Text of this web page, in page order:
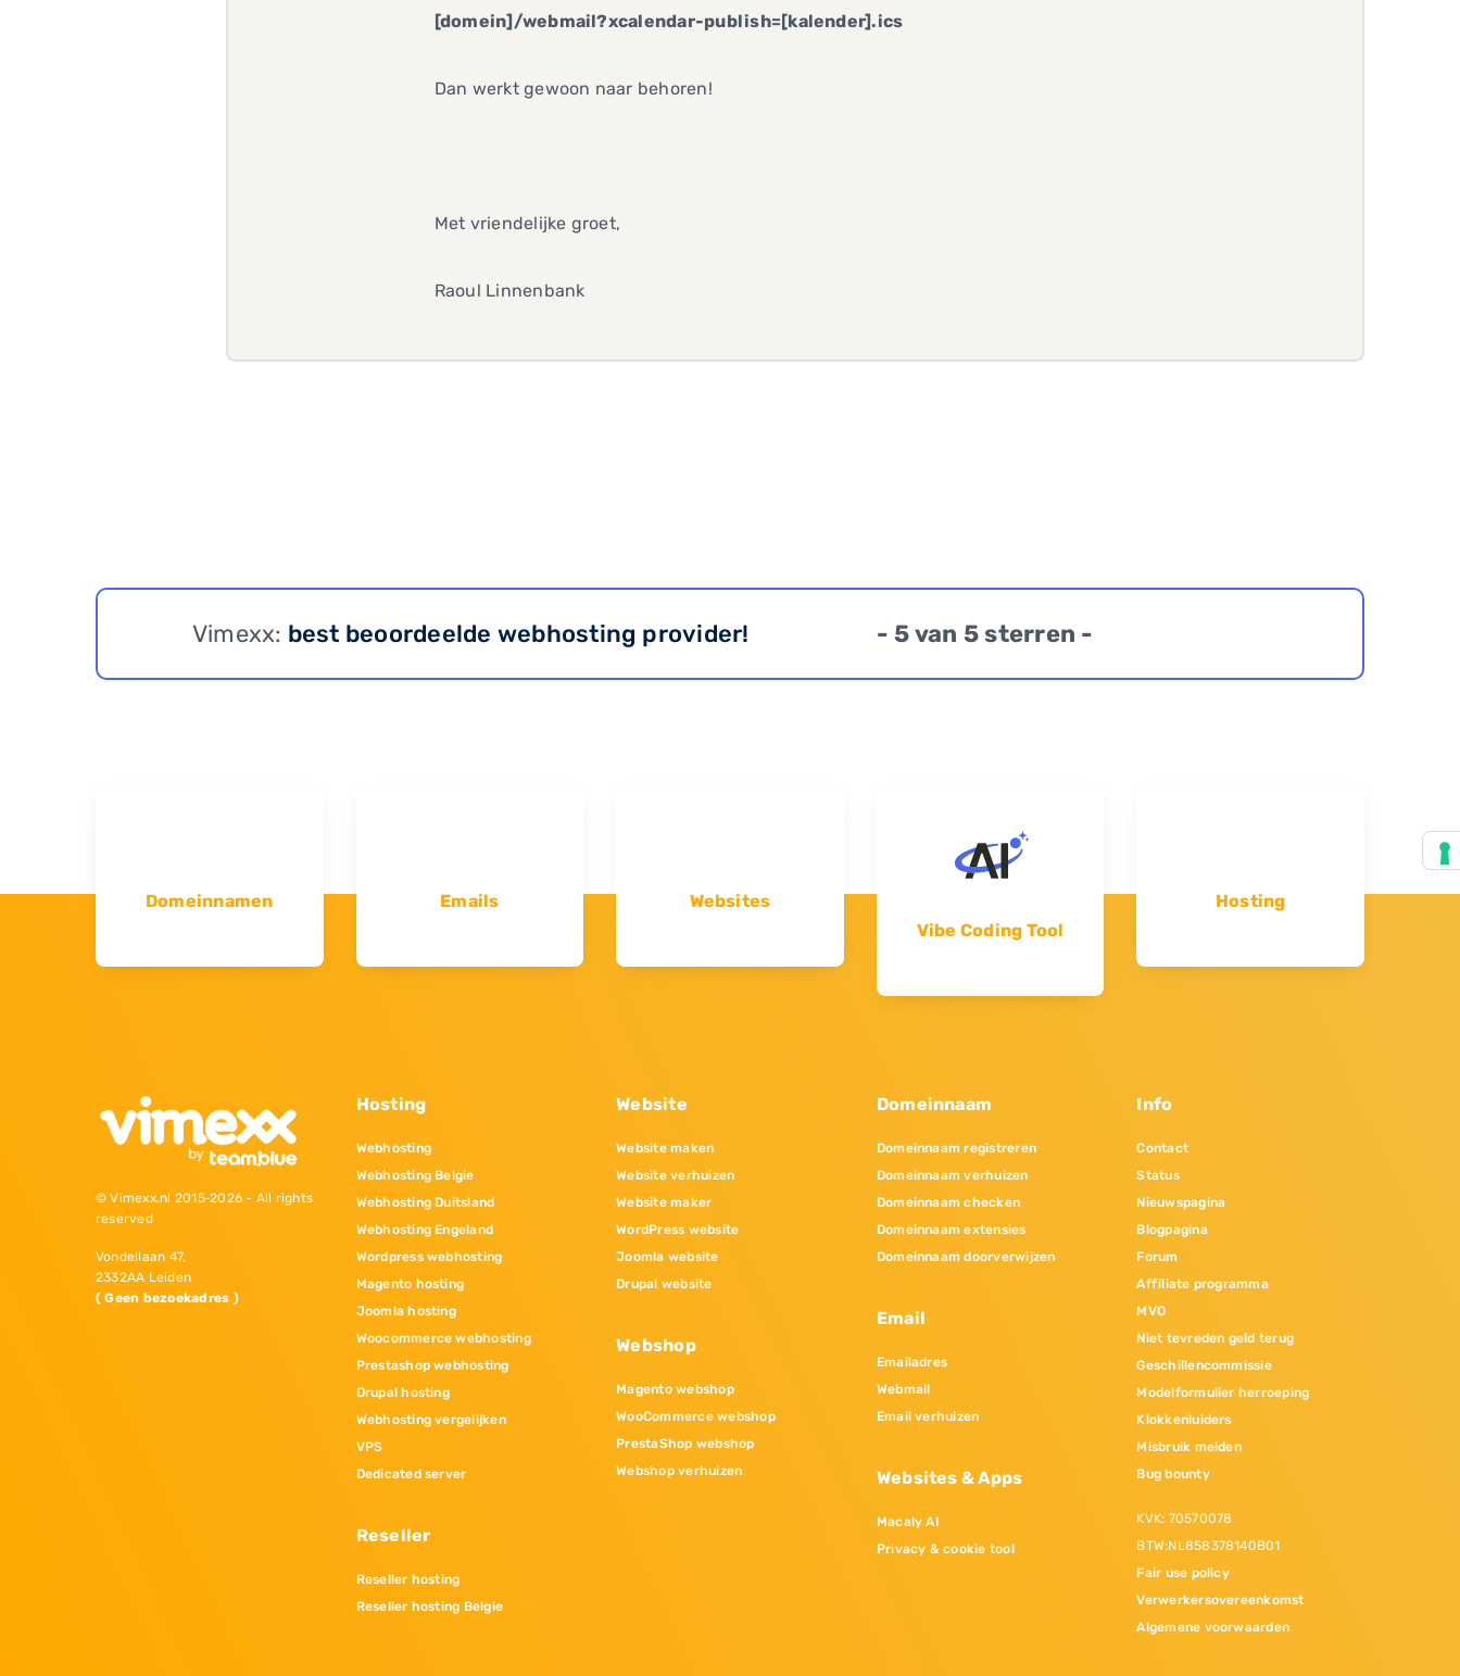
[domein]/webmail?xcalendar-publish=[kalender].ics
Dan werkt gewoon naar behoren!
Met vriendelijke groet,
Raoul Linnenbank
Vimexx: best beoordeelde webhosting provider! - 5 van 5 sterren -
Domeinnamen Emails
Websites
Vibe Coding Tool
Hosting
© Vimexx.nl 2015‐2026 - All rights
reserved
Vondellaan 47,
2332AA Leiden
( Geen bezoekadres )
Hosting
Webhosting
Webhosting Belgie
Webhosting Duitsland
Webhosting Engeland
Wordpress webhosting
Magento hosting
Joomla hosting
Woocommerce webhosting
Prestashop webhosting
Drupal hosting
Webhosting vergelijken
VPS
Dedicated server
Reseller
Reseller hosting
Reseller hosting Belgie
Website
Website maken
Website verhuizen
Website maker
WordPress website
Joomla website
Drupal website
Webshop
Magento webshop
WooCommerce webshop
PrestaShop webshop
Webshop verhuizen
Domeinnaam
Domeinnaam registreren
Domeinnaam verhuizen
Domeinnaam checken
Domeinnaam extensies
Domeinnaam doorverwijzen
Email
Emailadres
Webmail
Email verhuizen
Websites & Apps
Macaly AI
Privacy & cookie tool
Info
Contact
Status
Nieuwspagina
Blogpagina
Forum
Affiliate programma
MVO
Niet tevreden geld terug
Geschillencommissie
Modelformulier herroeping
Klokkenluiders
Misbruik melden
Bug bounty
KVK: 70570078
BTW:NL858378140B01
Fair use policy
Verwerkersovereenkomst
Algemene voorwaarden